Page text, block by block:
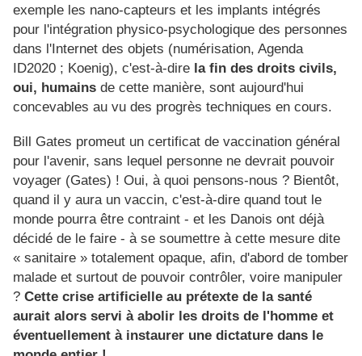
exemple les nano-capteurs et les implants intégrés
pour l'intégration physico-psychologique des personnes
dans l'Internet des objets (numérisation, Agenda
ID2020 ; Koenig), c'est-à-dire la fin des droits civils,
oui, humains de cette manière, sont aujourd'hui
concevables au vu des progrès techniques en cours.
Bill Gates promeut un certificat de vaccination général
pour l'avenir, sans lequel personne ne devrait pouvoir
voyager (Gates) ! Oui, à quoi pensons-nous ? Bientôt,
quand il y aura un vaccin, c'est-à-dire quand tout le
monde pourra être contraint - et les Danois ont déjà
décidé de le faire - à se soumettre à cette mesure dite
« sanitaire » totalement opaque, afin, d'abord de tomber
malade et surtout de pouvoir contrôler, voire manipuler
? Cette crise artificielle au prétexte de la santé
aurait alors servi à abolir les droits de l'homme et
éventuellement à instaurer une dictature dans le